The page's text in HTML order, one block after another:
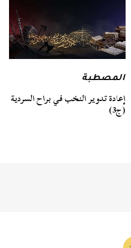
المصطبة
إعادة تدوير النخب في براح السردية
(ج3)